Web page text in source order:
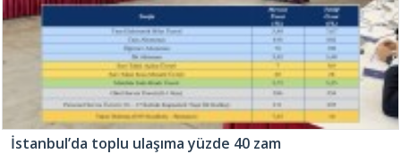
İstanbul’da toplu ulaşıma yüzde 40 zam